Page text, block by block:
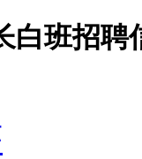
白班招